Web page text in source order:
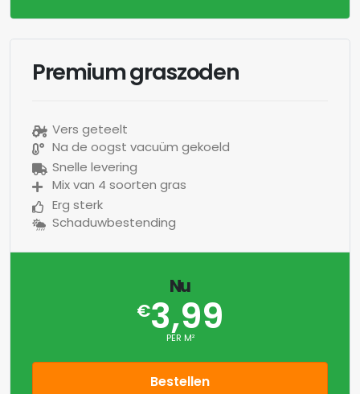
Premium graszoden
Vers geteelt
Na de oogst vacuüm gekoeld
Snelle levering
Mix van 4 soorten gras
Erg sterk
Schaduwbestending
Nu
€3,99
PER M²
Bestellen